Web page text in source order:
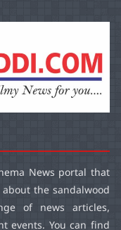
News portal that
the sandalwood
of news articles,